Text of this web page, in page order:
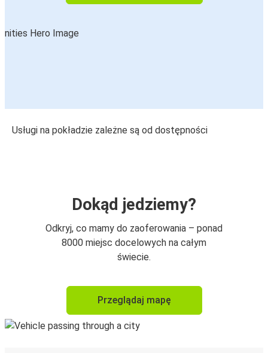
Usługi na pokładzie zależne są od dostępności
Dokąd jedziemy?
Odkryj, co mamy do zaoferowania – ponad
8000 miejsc docelowych na całym
świecie.
Przeglądaj mapę